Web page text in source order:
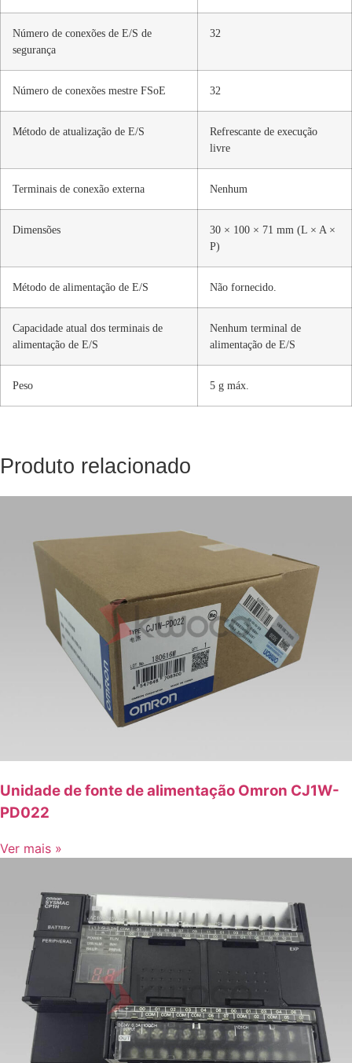
Número de conexões de E/S de
segurança
32
Número de conexões mestre FSoE 32
Método de atualização de E/S
Refrescante de execução
livre
Terminais de conexão externa Nenhum
Dimensões
30 × 100 × 71 mm (L × A ×
P)
Método de alimentação de E/S Não fornecido.
Capacidade atual dos terminais de
alimentação de E/S
Nenhum terminal de
alimentação de E/S
Peso 5 g máx.
Produto relacionado
Unidade de fonte de alimentação Omron CJ1W-
PD022
Ver mais »